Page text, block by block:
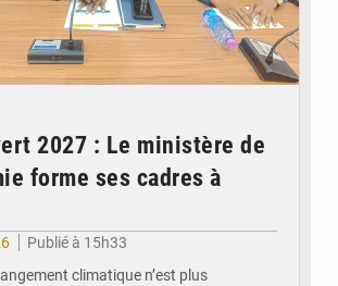
2027 : Le ministère de
forme ses cadres à
Publié à 15h33
climatique n’est plus